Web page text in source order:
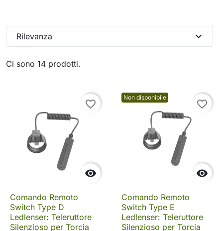
Ci sono 14 prodotti.
Rilevanza expand_more

favorite_border
Comando Remoto
Switch Type D
Ledlenser: Teleruttore
Silenzioso per Torcia
Non disponibile

favorite_border
Comando Remoto
Switch Type E
Ledlenser: Teleruttore
Silenzioso per Torcia